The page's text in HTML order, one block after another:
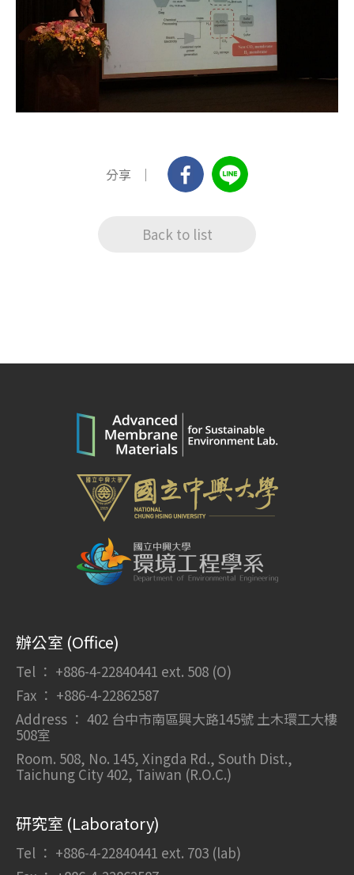
分享
Back to list
辦公室 (Office)
Tel ： +886-4-22840441 ext. 508 (O)
Fax ： +886-4-22862587
Address ： 402 台中市南區興大路145號 土木環工大樓
508室
Room. 508, No. 145, Xingda Rd., South Dist.,
Taichung City 402, Taiwan (R.O.C.)
研究室 (Laboratory)
Tel ： +886-4-22840441 ext. 703 (lab)